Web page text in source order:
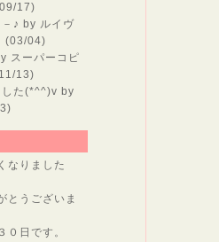
17)
♪ by ルイヴ
(03/04)
スーパーコピ
13)
した(*^^)v by
なりました
とうございま
０日です。